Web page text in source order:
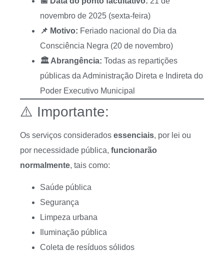
novembro de 2025 (sexta-feira)
📌 Motivo: Feriado nacional do Dia da
Consciência Negra (20 de novembro)
🏛️ Abrangência: Todas as repartições
públicas da Administração Direta e Indireta do
Poder Executivo Municipal
⚠️ Importante:
Os serviços considerados essenciais, por lei ou
por necessidade pública, funcionarão
normalmente, tais como:
Saúde pública
Segurança
Limpeza urbana
Iluminação pública
Coleta de resíduos sólidos